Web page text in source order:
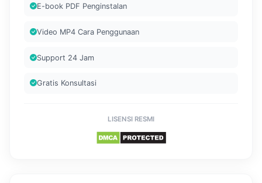
E-book PDF Penginstalan
Video MP4 Cara Penggunaan
Support 24 Jam
Gratis Konsultasi
LISENSI RESMI